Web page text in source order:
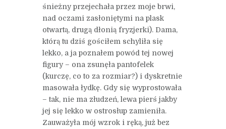
śnieżny przejechała przez moje brwi,
nad oczami zasłoniętymi na plask
otwartą, drugą dłonią fryzjerki). Dama,
którą tu dziś gościłem schyliła się
lekko, a ja poznałem powód tej nowej
figury – ona zsunęła pantofelek
(kurczę, co to za rozmiar?) i dyskretnie
masowała łydkę. Gdy się wyprostowała
– tak, nie ma złudzeń, lewa pierś jakby
jej się lekko w ostrosłup zamieniła.
Zauważyła mój wzrok i ręką, już bez